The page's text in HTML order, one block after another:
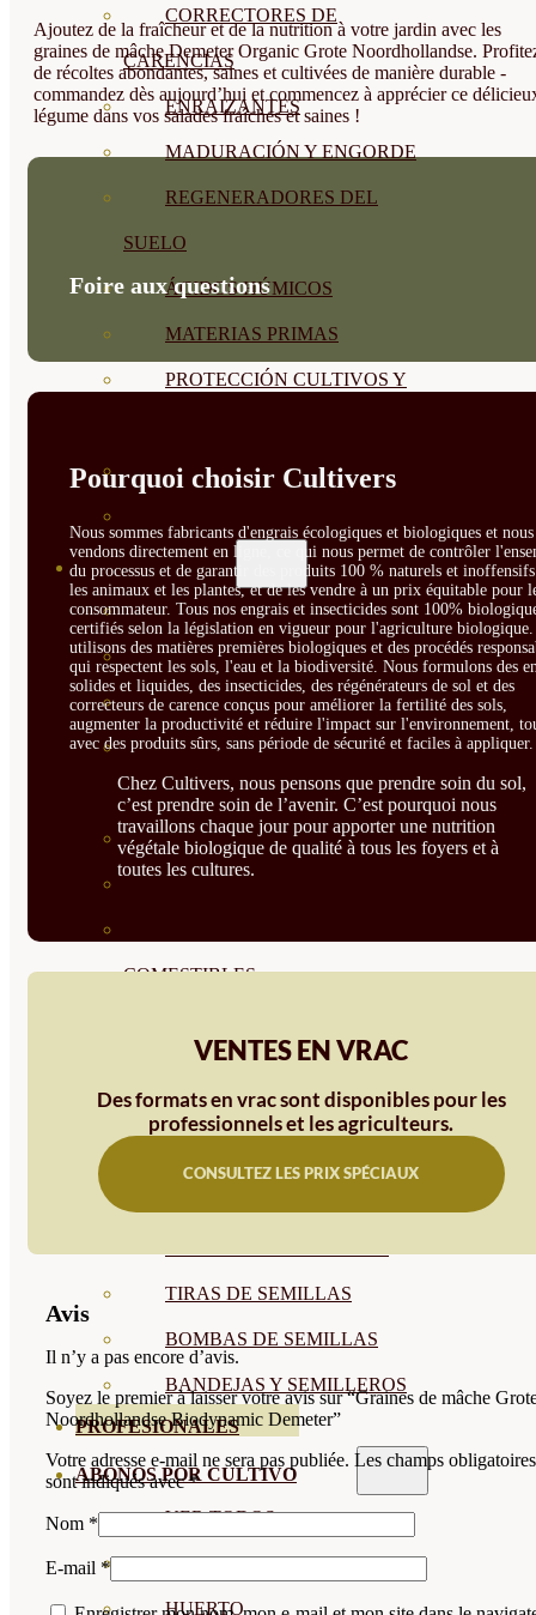
CORRECTORES DE
CARENCIAS
ENRAIZANTES
MADURACIÓN Y ENGORDE
REGENERADORES DEL
SUELO
ÁCIDOS HÚMICOS
MATERIAS PRIMAS
PROTECCIÓN CULTIVOS Y
PLANTAS INTERIOR
SEMILLAS
VER TODAS
BIODINÁMICAS DEMETER
HORTALIZA FRUTO
SEMILLAS HORTALIZA DE
HOJA
SEMILLAS AROMÁTICAS
COMESTIBLES
SEMILLAS BRASICAS
SEMILLAS RAÍZ
TIRAS DE SEMILLAS
BOMBAS DE SEMILLAS
BANDEJAS Y SEMILLEROS
PROFESIONALES
ABONOS POR CULTIVO
VER TODOS
TOMATES
HUERTO
Ajoutez de la fraîcheur et de la nutrition à votre jardin avec les
graines de mâche Demeter Organic Grote Noordhollandse.
de récoltes abondantes, saines et cultivées de manière durable -
commandez dès aujourd’hui et commencez à apprécier ce
légume dans vos salades fraîches et saines !
Foire aux questions
Pourquoi choisir Cultivers
Nous sommes fabricants d'engrais écologiques et biologiques et nous
vendons directement en ligne, ce qui nous permet de contrôler
du processus et de garantir des produits 100 % naturels et
les animaux et les plantes, et de les vendre à un prix équitable pour
consommateur. Tous nos engrais et insecticides sont 100%
certifiés selon la législation en vigueur pour l'agriculture biologique.
utilisons des matières premières biologiques et des procédés
qui respectent les sols, l'eau et la biodiversité. Nous formulons des
solides et liquides, des insecticides, des régénérateurs de sol et des
correcteurs de carence conçus pour améliorer la fertilité des sols,
augmenter la productivité et réduire l'impact sur l'environnement,
avec des produits sûrs, sans période de sécurité et faciles à appliquer.
Chez Cultivers, nous pensons que prendre soin du sol,
c’est prendre soin de l’avenir. C’est pourquoi nous
travaillons chaque jour pour apporter une nutrition
végétale biologique de qualité à tous les foyers et à
toutes les cultures.
VENTES EN VRAC
Des formats en vrac sont disponibles pour les
professionnels et les agriculteurs.
CONSULTEZ LES PRIX SPÉCIAUX
Avis
Il n’y a pas encore d’avis.
Soyez le premier à laisser votre avis sur “Graines de mâche
Noordhollandse Biodynamic Demeter”
Votre adresse e-mail ne sera pas publiée. Les champs obligatoires
sont indiqués avec*
Nom *
E-mail *